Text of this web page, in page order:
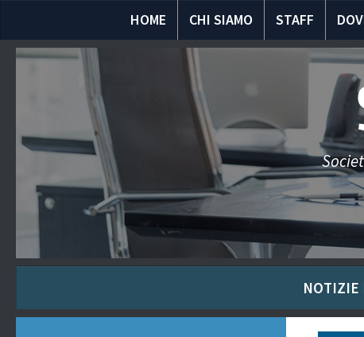
HOME CHI SIAMO STAFF
NOTIZIE